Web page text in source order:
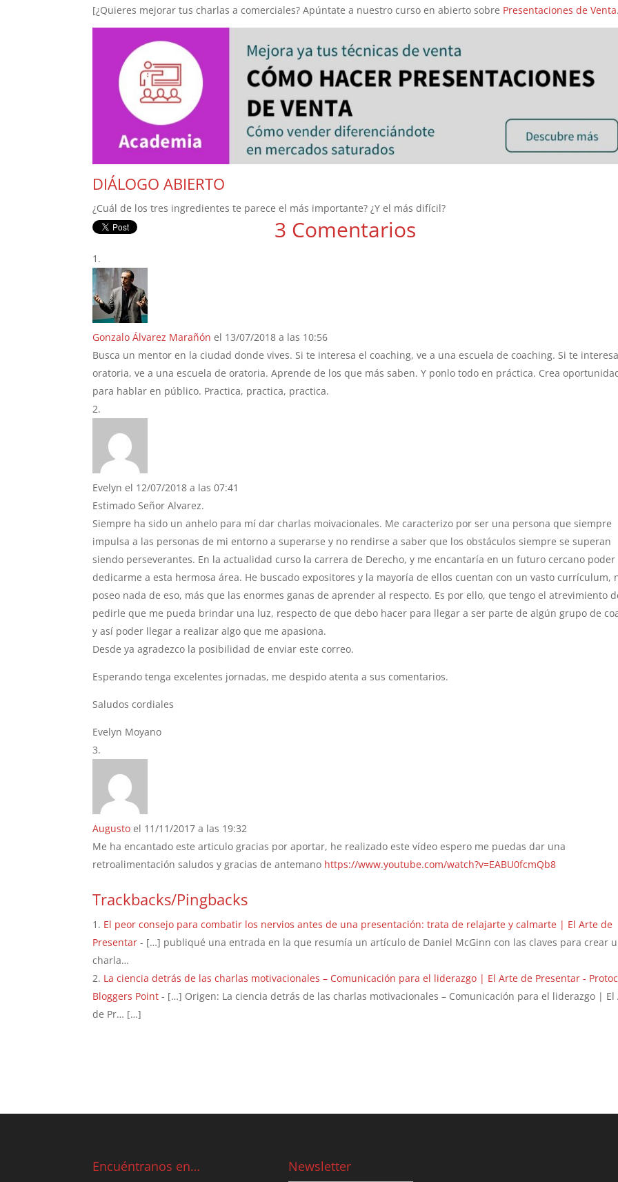
[¿Quieres mejorar tus charlas a comerciales? Apúntate a nuestro curso en abierto sobre Presentaciones de Venta.
DIÁLOGO ABIERTO
¿Cuál de los tres ingredientes te parece el más importante? ¿Y el más difícil?
3 Comentarios
Gonzalo Álvarez Marañón el 13/07/2018 a las 10:56
Busca un mentor en la ciudad donde vives. Si te interesa el coaching, ve a una escuela de coaching. Si te
oratoria, ve a una escuela de oratoria. Aprende de los que más saben. Y ponlo todo en práctica. Crea
para hablar en público. Practica, practica, practica.
Evelyn el 12/07/2018 a las 07:41
Estimado Señor Alvarez.
Siempre ha sido un anhelo para mí dar charlas moivacionales. Me caracterizo por ser una persona que siempre
impulsa a las personas de mi entorno a superarse y no rendirse a saber que los obstáculos siempre se superan
siendo perseverantes. En la actualidad curso la carrera de Derecho, y me encantaría en un futuro cercano poder
dedicarme a esta hermosa área. He buscado expositores y la mayoría de ellos cuentan con un vasto currículum,
poseo nada de eso, más que las enormes ganas de aprender al respecto. Es por ello, que tengo el atrevimiento
pedirle que me pueda brindar una luz, respecto de que debo hacer para llegar a ser parte de algún grupo de
y así poder llegar a realizar algo que me apasiona.
Desde ya agradezco la posibilidad de enviar este correo.
Esperando tenga excelentes jornadas, me despido atenta a sus comentarios.
Saludos cordiales
Evelyn Moyano
Augusto el 11/11/2017 a las 19:32
Me ha encantado este articulo gracias por aportar, he realizado este vídeo espero me puedas dar una
retroalimentación saludos y gracias de antemano https://www.youtube.com/watch?v=EABU0fcmQb8
Trackbacks/Pingbacks
El peor consejo para combatir los nervios antes de una presentación: trata de relajarte y calmarte | El Arte de
Presentar - […] publiqué una entrada en la que resumía un artículo de Daniel McGinn con las claves para crear
charla…
La ciencia detrás de las charlas motivacionales – Comunicación para el liderazgo | El Arte de Presentar -
Bloggers Point - […] Origen: La ciencia detrás de las charlas motivacionales – Comunicación para el liderazgo | El
de Pr… […]
Encuéntranos en… Newsletter